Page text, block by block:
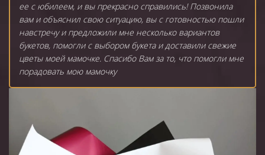
ее с юбилеем, и вы прекрасно справились! Позвонила
вам и объяснил свою ситуацию, вы с готовностью пошли
навстречу и предложили мне несколько вариантов
букетов, помогли с выбором букета и доставили свежие
цветы моей мамочке. Спасибо Вам за то, что помогли мне
порадовать мою мамочку